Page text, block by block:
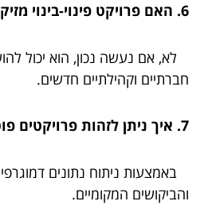
6. האם פרויקט פינוי-בינוי מזיק לקהילה?
לא, אם נעשה נכון, הוא יכול
חברתיים וקהילתיים חדשים.
7. איך ניתן לזהות פרויקטים פוטנציאליים?
באמצעות ניתוח נתונים
והביקושים המקומיים.